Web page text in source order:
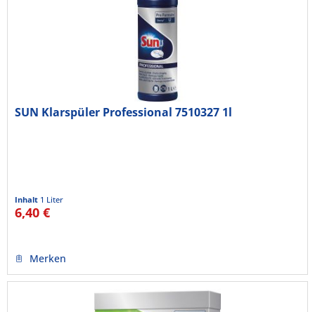
SUN Klarspüler Professional 7510327 1l
Inhalt 1 Liter
6,40 €
Merken